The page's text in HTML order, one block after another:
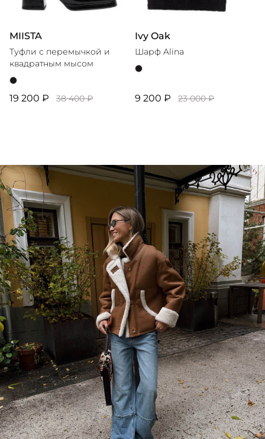
MIISTA
Туфли с перемычкой и
квадратным мысом
19 200 ₽ 38 400 ₽
Ivy Oak
Шарф Alina
9 200 ₽ 23 000 ₽